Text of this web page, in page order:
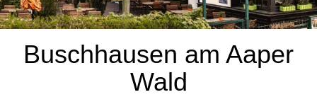
Buschhausen am Aaper
Wald